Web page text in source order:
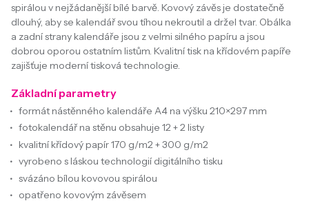
spirálou v nejžádanější bílé barvě. Kovový závěs je dostatečně
dlouhý, aby se kalendář svou tíhou nekroutil a držel tvar. Obálka
a zadní strany kalendáře jsou z velmi silného papíru a jsou
dobrou oporou ostatním listům. Kvalitní tisk na křídovém papíře
zajišťuje moderní tisková technologie.
Základní parametry
formát nástěnného kalendáře A4 na výšku 210×297 mm
fotokalendář na stěnu obsahuje 12 + 2 listy
kvalitní křídový papír 170 g/m2 + 300 g/m2
vyrobeno s láskou technologií digitálního tisku
svázáno bílou kovovou spirálou
opatřeno kovovým závěsem